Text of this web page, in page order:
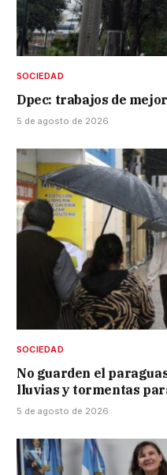
SOCIEDAD
Dpec: trabajos de
5 de agosto de 2026
SOCIEDAD
No guarden el
lluvias y tormentas
5 de agosto de 2026